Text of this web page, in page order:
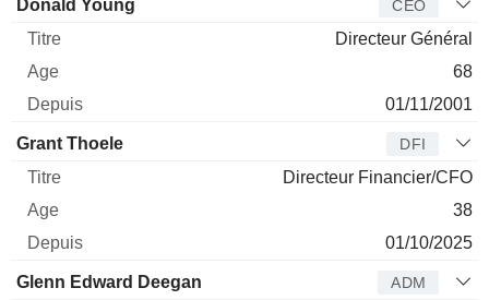
Donald Young CEO
Directeur Général
68
01/11/2001
Grant Thoele DFI
Directeur Financier/CFO
38
01/10/2025
Glenn Edward Deegan ADM